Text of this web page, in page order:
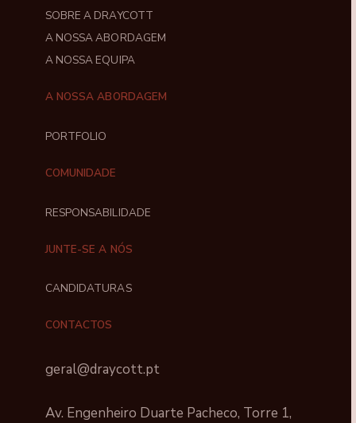
SOBRE A DRAYCOTT
A NOSSA ABORDAGEM
A NOSSA EQUIPA
A NOSSA ABORDAGEM
PORTFOLIO
COMUNIDADE
RESPONSABILIDADE
JUNTE-SE A NÓS
CANDIDATURAS
CONTACTOS
geral@draycott.pt
Av. Engenheiro Duarte Pacheco, Torre 1,